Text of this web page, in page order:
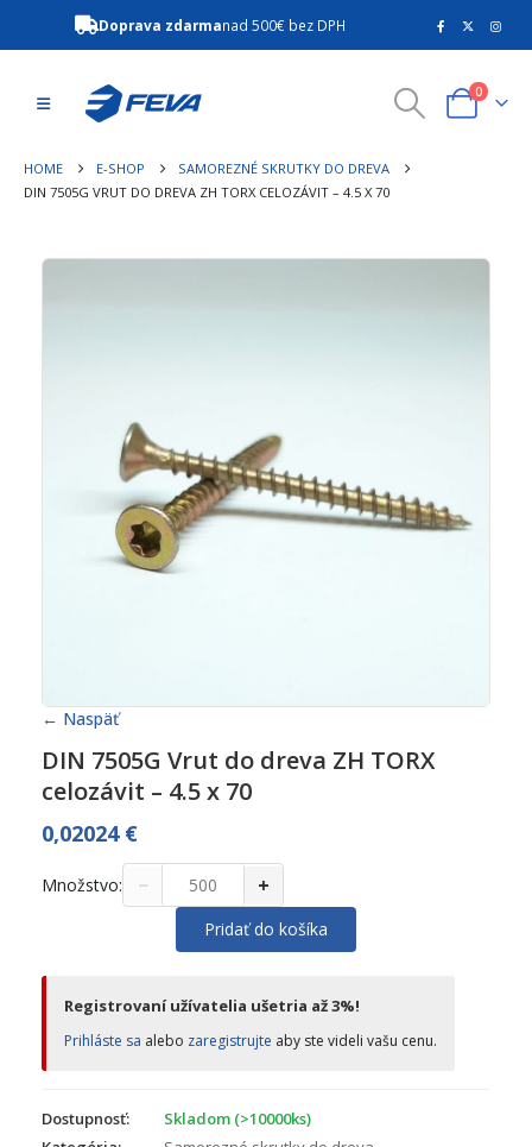
Doprava zdarmanad 500€ bez DPH
0
HOME E-SHOP
SAMOREZNÉ SKRUTKY DO DREVA
DIN 7505G VRUT DO DREVA ZH TORX CELOZÁVIT – 4.5 X 70
← Naspäť
DIN 7505G Vrut do dreva ZH TORX
celozávit – 4.5 x 70
0,02024 €
Množstvo: − +
Pridať do košíka
Registrovaní užívatelia ušetria až 3%!
Prihláste sa alebo zaregistrujte aby ste videli vašu cenu.
Dostupnosť:
Skladom (>10000ks)